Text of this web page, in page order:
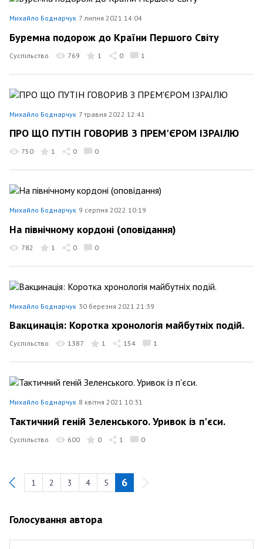
Михайло Боднарчук 7 липня 2021 14:04
Буремна подорож до Країни Першого Світу
Суспільство 769 1 0 1
Михайло Боднарчук 7 травня 2022 12:41
ПРО ЩО ПУТІН ГОВОРИВ З ПРЕМ'ЄРОМ ІЗРАІЛЮ
750 1 0 0
Михайло Боднарчук 9 серпня 2022 10:19
На північному кордоні (оповідання)
782 1 0 0
Михайло Боднарчук 30 березня 2021 21:39
Вакцинація: Коротка хронологія майбутніх подій.
Суспільство 1387 1 154 1
Михайло Боднарчук 8 квітня 2021 10:31
Тактичний геній Зеленського. Уривок із п'єси.
Суспільство 600 0 1 0
Previous
1 2 3 4 5 6
Голосування автора